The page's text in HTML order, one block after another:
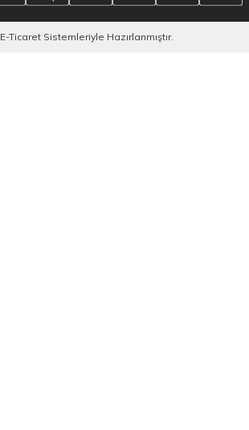
E-TicaretSistemleriyle Hazırlanmıştır.